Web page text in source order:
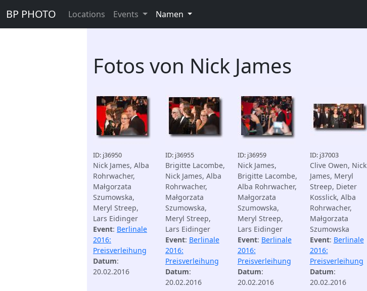
BP PHOTO Locations Events Namen
Fotos von Nick James
ID: j36950
Nick James, Alba
Rohrwacher,
Małgorzata
Szumowska,
Meryl Streep,
Lars Eidinger
Event: Berlinale
2016:
Preisverleihung
Datum:
20.02.2016
ID: j36955
Brigitte Lacombe,
Nick James, Alba
Rohrwacher,
Małgorzata
Szumowska,
Meryl Streep,
Lars Eidinger
Event: Berlinale
2016:
Preisverleihung
Datum:
20.02.2016
ID: j36959
Nick James,
Brigitte Lacombe,
Alba Rohrwacher,
Małgorzata
Szumowska,
Meryl Streep,
Lars Eidinger
Event: Berlinale
2016:
Preisverleihung
Datum:
20.02.2016
ID: j37003
Clive Owen, Nick
James, Meryl
Streep, Dieter
Kosslick, Alba
Rohrwacher,
Małgorzata
Szumowska
Event: Berlinale
2016:
Preisverleihung
Datum:
20.02.2016